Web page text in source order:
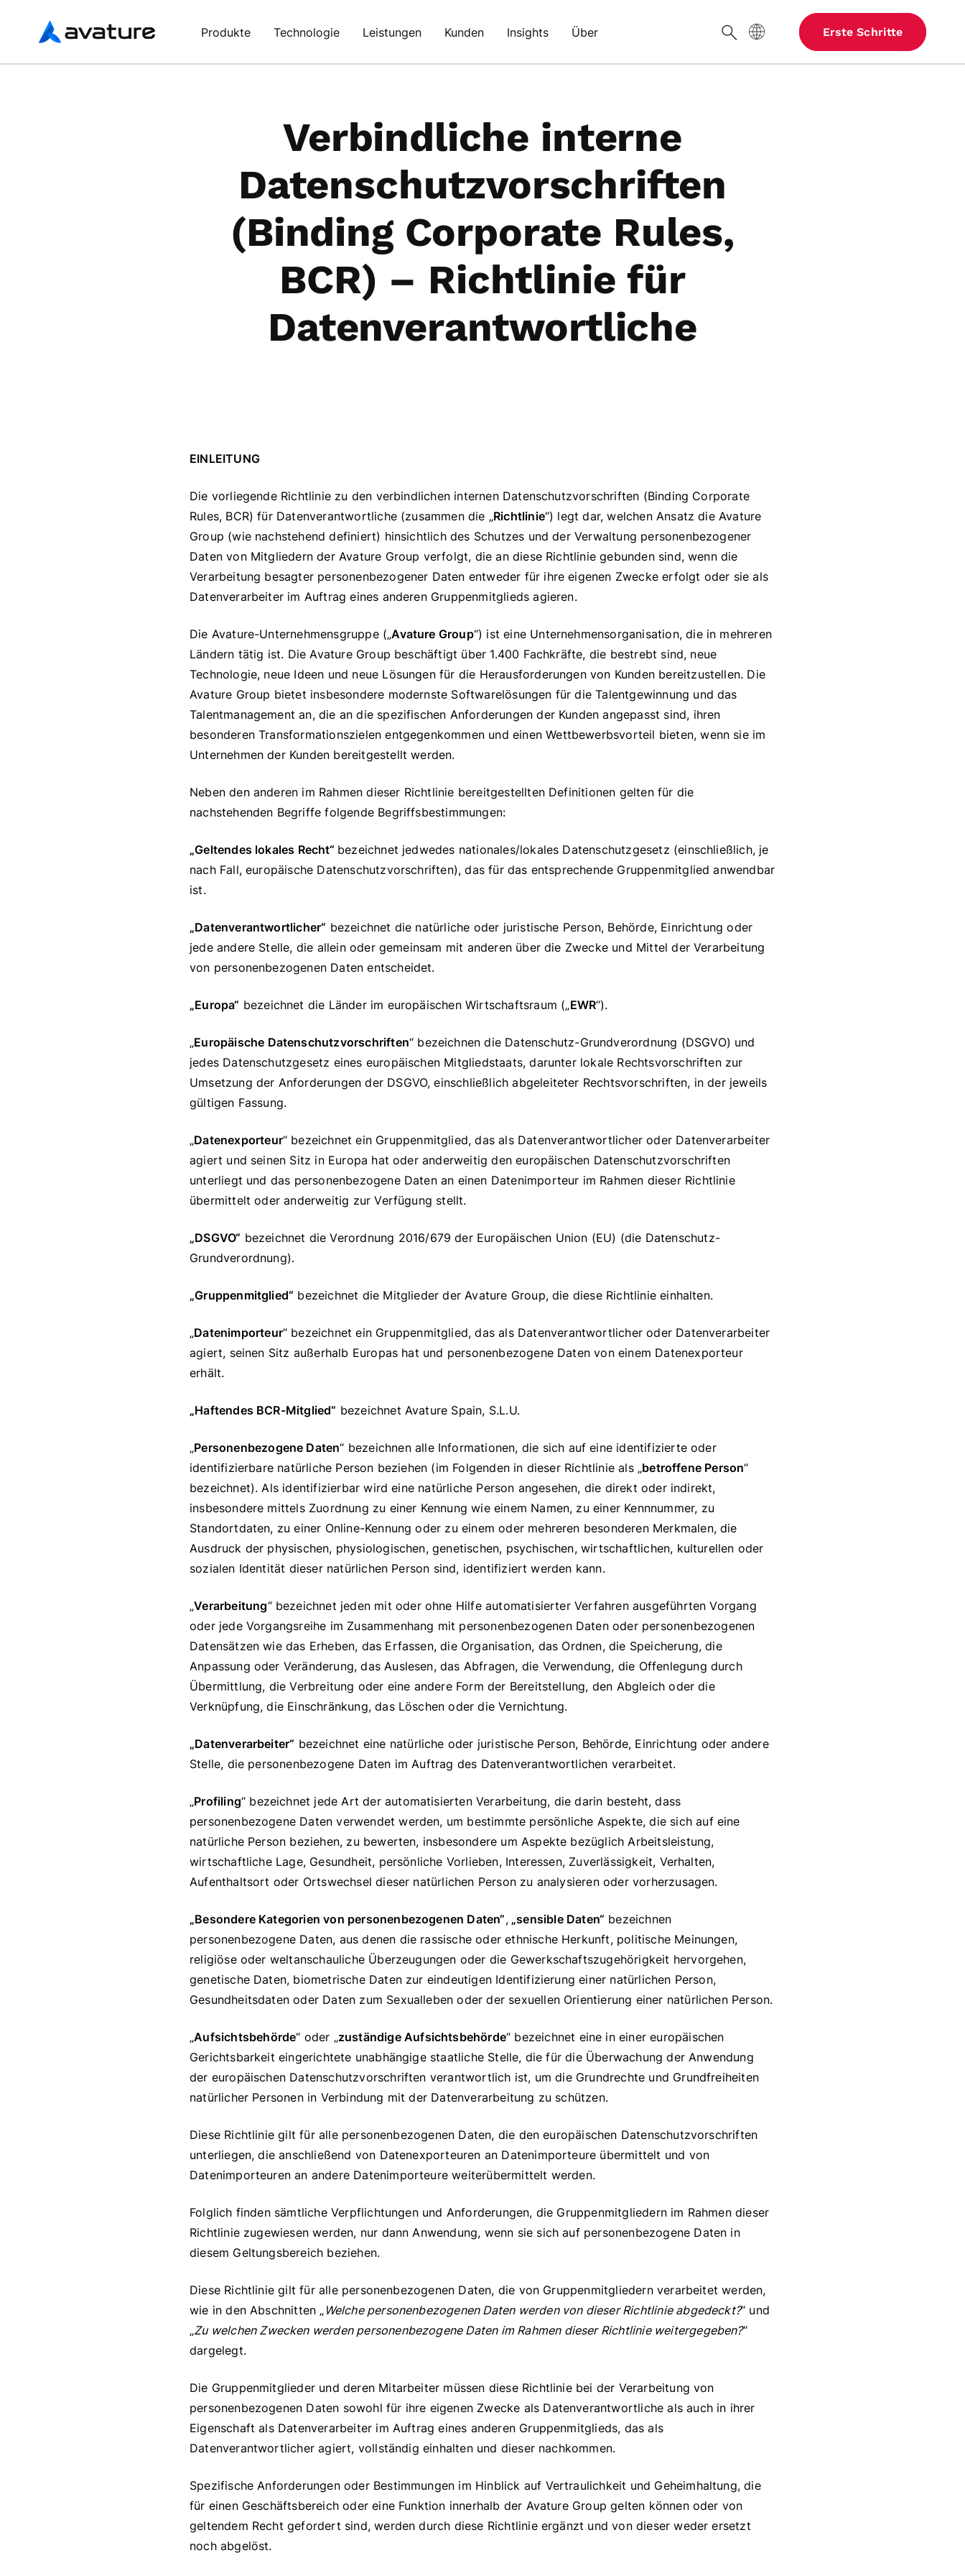
Avature Produkte Technologie Leistungen Kunden Insights Über Suche Erste Schritte
Verbindliche interne
Datenschutzvorschriften
(Binding Corporate Rules,
BCR) – Richtlinie für
Datenverantwortliche
EINLEITUNG
Die vorliegende Richtlinie zu den verbindlichen internen Datenschutzvorschriften (Binding Corporate
Rules, BCR) für Datenverantwortliche (zusammen die „Richtlinie“) legt dar, welchen Ansatz die Avature
Group (wie nachstehend definiert) hinsichtlich des Schutzes und der Verwaltung personenbezogener
Daten von Mitgliedern der Avature Group verfolgt, die an diese Richtlinie gebunden sind, wenn die
Verarbeitung besagter personenbezogener Daten entweder für ihre eigenen Zwecke erfolgt oder sie als
Datenverarbeiter im Auftrag eines anderen Gruppenmitglieds agieren.
Die Avature-Unternehmensgruppe („Avature Group“) ist eine Unternehmensorganisation, die in mehreren
Ländern tätig ist. Die Avature Group beschäftigt über 1.400 Fachkräfte, die bestrebt sind, neue
Technologie, neue Ideen und neue Lösungen für die Herausforderungen von Kunden bereitzustellen. Die
Avature Group bietet insbesondere modernste Softwarelösungen für die Talentgewinnung und das
Talentmanagement an, die an die spezifischen Anforderungen der Kunden angepasst sind, ihren
besonderen Transformationszielen entgegenkommen und einen Wettbewerbsvorteil bieten, wenn sie im
Unternehmen der Kunden bereitgestellt werden.
Neben den anderen im Rahmen dieser Richtlinie bereitgestellten Definitionen gelten für die
nachstehenden Begriffe folgende Begriffsbestimmungen:
„Geltendes lokales Recht“ bezeichnet jedwedes nationales/lokales Datenschutzgesetz (einschließlich, je
nach Fall, europäische Datenschutzvorschriften), das für das entsprechende Gruppenmitglied anwendbar
ist.
„Datenverantwortlicher“ bezeichnet die natürliche oder juristische Person, Behörde, Einrichtung oder
jede andere Stelle, die allein oder gemeinsam mit anderen über die Zwecke und Mittel der Verarbeitung
von personenbezogenen Daten entscheidet.
„Europa“ bezeichnet die Länder im europäischen Wirtschaftsraum („EWR“).
„Europäische Datenschutzvorschriften“ bezeichnen die Datenschutz-Grundverordnung (DSGVO) und
jedes Datenschutzgesetz eines europäischen Mitgliedstaats, darunter lokale Rechtsvorschriften zur
Umsetzung der Anforderungen der DSGVO, einschließlich abgeleiteter Rechtsvorschriften, in der jeweils
gültigen Fassung.
„Datenexporteur“ bezeichnet ein Gruppenmitglied, das als Datenverantwortlicher oder Datenverarbeiter
agiert und seinen Sitz in Europa hat oder anderweitig den europäischen Datenschutzvorschriften
unterliegt und das personenbezogene Daten an einen Datenimporteur im Rahmen dieser Richtlinie
übermittelt oder anderweitig zur Verfügung stellt.
„DSGVO“ bezeichnet die Verordnung 2016/679 der Europäischen Union (EU) (die Datenschutz-
Grundverordnung).
„Gruppenmitglied“ bezeichnet die Mitglieder der Avature Group, die diese Richtlinie einhalten.
„Datenimporteur“ bezeichnet ein Gruppenmitglied, das als Datenverantwortlicher oder Datenverarbeiter
agiert, seinen Sitz außerhalb Europas hat und personenbezogene Daten von einem Datenexporteur
erhält.
„Haftendes BCR-Mitglied“ bezeichnet Avature Spain, S.L.U.
„Personenbezogene Daten“ bezeichnen alle Informationen, die sich auf eine identifizierte oder
identifizierbare natürliche Person beziehen (im Folgenden in dieser Richtlinie als „betroffene Person“
bezeichnet). Als identifizierbar wird eine natürliche Person angesehen, die direkt oder indirekt,
insbesondere mittels Zuordnung zu einer Kennung wie einem Namen, zu einer Kennnummer, zu
Standortdaten, zu einer Online-Kennung oder zu einem oder mehreren besonderen Merkmalen, die
Ausdruck der physischen, physiologischen, genetischen, psychischen, wirtschaftlichen, kulturellen oder
sozialen Identität dieser natürlichen Person sind, identifiziert werden kann.
„Verarbeitung“ bezeichnet jeden mit oder ohne Hilfe automatisierter Verfahren ausgeführten Vorgang
oder jede Vorgangsreihe im Zusammenhang mit personenbezogenen Daten oder personenbezogenen
Datensätzen wie das Erheben, das Erfassen, die Organisation, das Ordnen, die Speicherung, die
Anpassung oder Veränderung, das Auslesen, das Abfragen, die Verwendung, die Offenlegung durch
Übermittlung, die Verbreitung oder eine andere Form der Bereitstellung, den Abgleich oder die
Verknüpfung, die Einschränkung, das Löschen oder die Vernichtung.
„Datenverarbeiter“ bezeichnet eine natürliche oder juristische Person, Behörde, Einrichtung oder andere
Stelle, die personenbezogene Daten im Auftrag des Datenverantwortlichen verarbeitet.
„Profiling“ bezeichnet jede Art der automatisierten Verarbeitung, die darin besteht, dass
personenbezogene Daten verwendet werden, um bestimmte persönliche Aspekte, die sich auf eine
natürliche Person beziehen, zu bewerten, insbesondere um Aspekte bezüglich Arbeitsleistung,
wirtschaftliche Lage, Gesundheit, persönliche Vorlieben, Interessen, Zuverlässigkeit, Verhalten,
Aufenthaltsort oder Ortswechsel dieser natürlichen Person zu analysieren oder vorherzusagen.
„Besondere Kategorien von personenbezogenen Daten“,„sensible Daten“ bezeichnen
personenbezogene Daten, aus denen die rassische oder ethnische Herkunft, politische Meinungen,
religiöse oder weltanschauliche Überzeugungen oder die Gewerkschaftszugehörigkeit hervorgehen,
genetische Daten, biometrische Daten zur eindeutigen Identifizierung einer natürlichen Person,
Gesundheitsdaten oder Daten zum Sexualleben oder der sexuellen Orientierung einer natürlichen Person.
„Aufsichtsbehörde“ oder „zuständige Aufsichtsbehörde“ bezeichnet eine in einer europäischen
Gerichtsbarkeit eingerichtete unabhängige staatliche Stelle, die für die Überwachung der Anwendung
der europäischen Datenschutzvorschriften verantwortlich ist, um die Grundrechte und Grundfreiheiten
natürlicher Personen in Verbindung mit der Datenverarbeitung zu schützen.
Diese Richtlinie gilt für alle personenbezogenen Daten, die den europäischen Datenschutzvorschriften
unterliegen, die anschließend von Datenexporteuren an Datenimporteure übermittelt und von
Datenimporteuren an andere Datenimporteure weiterübermittelt werden.
Folglich finden sämtliche Verpflichtungen und Anforderungen, die Gruppenmitgliedern im Rahmen dieser
Richtlinie zugewiesen werden, nur dann Anwendung, wenn sie sich auf personenbezogene Daten in
diesem Geltungsbereich beziehen.
Diese Richtlinie gilt für alle personenbezogenen Daten, die von Gruppenmitgliedern verarbeitet werden,
wie in den Abschnitten „ Welche personenbezogenen Daten werden von dieser Richtlinie abgedeckt?“ und
„Zu welchen Zwecken werden personenbezogene Daten im Rahmen dieser Richtlinie weitergegeben?“
dargelegt.
Die Gruppenmitglieder und deren Mitarbeiter müssen diese Richtlinie bei der Verarbeitung von
personenbezogenen Daten sowohl für ihre eigenen Zwecke als Datenverantwortliche als auch in ihrer
Eigenschaft als Datenverarbeiter im Auftrag eines anderen Gruppenmitglieds, das als
Datenverantwortlicher agiert, vollständig einhalten und dieser nachkommen.
Spezifische Anforderungen oder Bestimmungen im Hinblick auf Vertraulichkeit und Geheimhaltung, die
für einen Geschäftsbereich oder eine Funktion innerhalb der Avature Group gelten können oder von
geltendem Recht gefordert sind, werden durch diese Richtlinie ergänzt und von dieser weder ersetzt
noch abgelöst.